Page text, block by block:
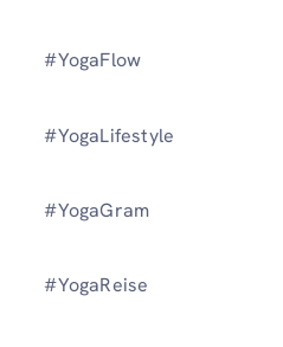
#YogaFlow
#YogaLifestyle
#YogaGram
#YogaReise